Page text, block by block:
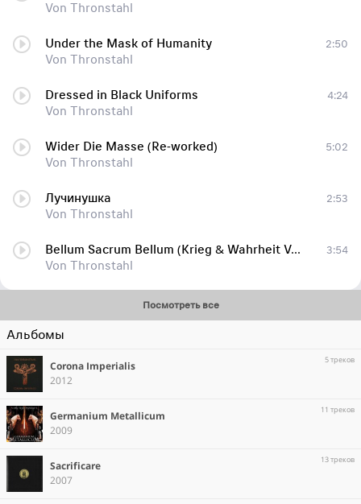
Von Thronstahl
Under the Mask of Humanity
Von Thronstahl
2:50
Dressed in Black Uniforms
Von Thronstahl
4:24
Wider Die Masse (Re-worked)
Von Thronstahl
5:02
Лучинушка
Von Thronstahl
2:53
Bellum Sacrum Bellum (Krieg & Wahrheit Version)
Von Thronstahl
3:54
Посмотреть все
Альбомы
Corona Imperialis
2012
5 треков
Germanium Metallicum
2009
11 треков
Sacrificare
2007
13 треков